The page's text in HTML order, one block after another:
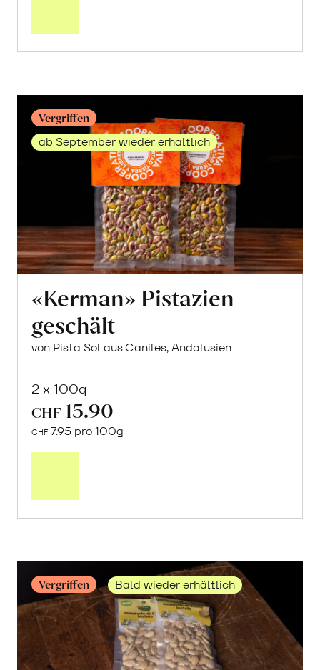
Vergriffen
ab September wieder erhältlich
«Kerman» Pistazien
geschält
von Pista Sol aus Caniles, Andalusien
2 x 100g
CHF 15.90
CHF 7.95 pro 100g
geschält
Vergriffen Bald wieder erhältlich